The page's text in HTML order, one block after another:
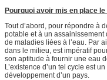
Pourquoi avoir mis en place
Tout d’abord, pour répondre à
potable et à un
de maladies liées à l’eau. Par
dans le milieu, est impératif
son aptitude à fournir une eau
L’existence d’un tel cycle est
développement d’un pays.